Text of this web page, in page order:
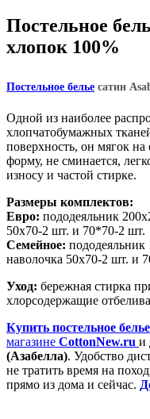
Постельное
хлопок 100%
Постельное белье сатин
Одной из наиболее
хлопчатобумажных
поверхность, он мягок
форму, не сминается,
износу и частой стирке.
Размеры комплектов:
Евро: пододеяльник
50х70-2 шт. и 70*70-2 шт.
Семейное: пододеяльник
наволочка 50х70-2 шт. и
Уход: бережная стирка
хлорсодержащие
Купить постельное белье
магазине CottonNew.ru и
(Азабелла). Удобство
не тратить время на
прямо из дома и сейчас.